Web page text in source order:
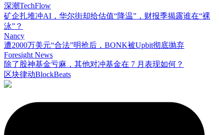
深潮TechFlow
矿企扎堆冲AI，华尔街却给估值“降温”，财报季揭露谁在“裸
泳”？
Nancy
遭2000万美元“合法”明抢后，BONK被Upbit彻底抛弃
Foresight News
除了股神基金亏麻，其他对冲基金在 7 月表现如何？
区块律动BlockBeats